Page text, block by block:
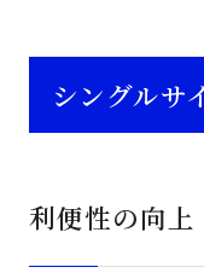
シングルサ
利便性の向上